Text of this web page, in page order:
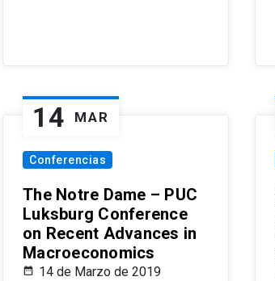
14 MAR
Conferencias
The Notre Dame – PUC
Luksburg Conference
on Recent Advances in
Macroeconomics
14 de Marzo de 2019